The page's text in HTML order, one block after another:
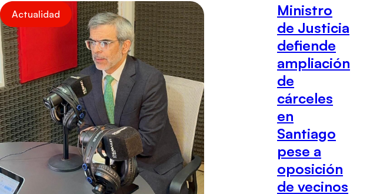
Actualidad
Ministro
de Justicia
defiende
ampliación
de
cárceles
en
Santiago
pese a
oposición
de vecinos